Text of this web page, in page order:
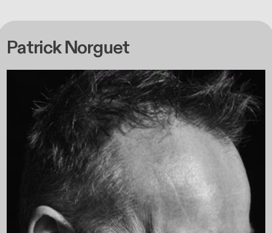
Patrick Norguet